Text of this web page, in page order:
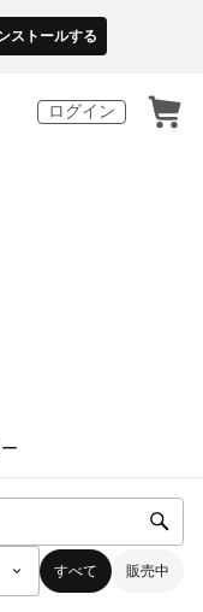
ストールする
ログイン
すべて 販売中